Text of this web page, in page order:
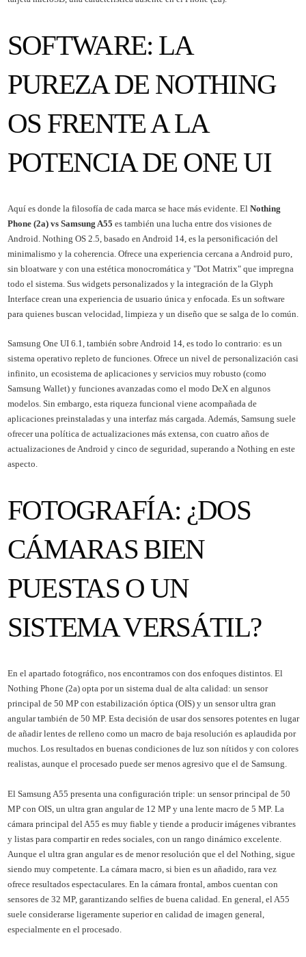
SOFTWARE: LA
PUREZA DE NOTHING
OS FRENTE A LA
POTENCIA DE ONE UI
Aquí es donde la filosofía de cada marca se hace más evidente. El Nothing
Phone (2a) vs Samsung A55 es también una lucha entre dos visiones de
Android. Nothing OS 2.5, basado en Android 14, es la personificación del
minimalismo y la coherencia. Ofrece una experiencia cercana a Android puro,
sin bloatware y con una estética monocromática y "Dot Matrix" que impregna
todo el sistema. Sus widgets personalizados y la integración de la Glyph
Interface crean una experiencia de usuario única y enfocada. Es un software
para quienes buscan velocidad, limpieza y un diseño que se salga de lo común.
Samsung One UI 6.1, también sobre Android 14, es todo lo contrario: es un
sistema operativo repleto de funciones. Ofrece un nivel de personalización casi
infinito, un ecosistema de aplicaciones y servicios muy robusto (como
Samsung Wallet) y funciones avanzadas como el modo DeX en algunos
modelos. Sin embargo, esta riqueza funcional viene acompañada de
aplicaciones preinstaladas y una interfaz más cargada. Además, Samsung suele
ofrecer una política de actualizaciones más extensa, con cuatro años de
actualizaciones de Android y cinco de seguridad, superando a Nothing en este
aspecto.
FOTOGRAFÍA: ¿DOS
CÁMARAS BIEN
PUESTAS O UN
SISTEMA VERSÁTIL?
En el apartado fotográfico, nos encontramos con dos enfoques distintos. El
Nothing Phone (2a) opta por un sistema dual de alta calidad: un sensor
principal de 50 MP con estabilización óptica (OIS) y un sensor ultra gran
angular también de 50 MP. Esta decisión de usar dos sensores potentes en lugar
de añadir lentes de relleno como un macro de baja resolución es aplaudida por
muchos. Los resultados en buenas condiciones de luz son nítidos y con colores
realistas, aunque el procesado puede ser menos agresivo que el de Samsung.
El Samsung A55 presenta una configuración triple: un sensor principal de 50
MP con OIS, un ultra gran angular de 12 MP y una lente macro de 5 MP. La
cámara principal del A55 es muy fiable y tiende a producir imágenes vibrantes
y listas para compartir en redes sociales, con un rango dinámico excelente.
Aunque el ultra gran angular es de menor resolución que el del Nothing, sigue
siendo muy competente. La cámara macro, si bien es un añadido, rara vez
ofrece resultados espectaculares. En la cámara frontal, ambos cuentan con
sensores de 32 MP, garantizando selfies de buena calidad. En general, el A55
suele considerarse ligeramente superior en calidad de imagen general,
especialmente en el procesado.